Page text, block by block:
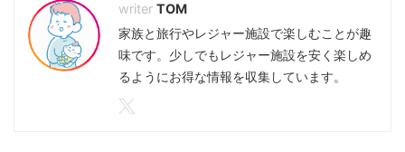
TOM
家族と旅行やレジャー施設で楽しむことが趣
味です。少しでもレジャー施設を安く楽しめ
るようにお得な情報を収集しています。